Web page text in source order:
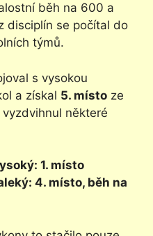
běh na 600 a
disciplín se počítal do
týmů.
s vysokou
a získal 5. místo ze
některé
1. místo
4. místo, běh na